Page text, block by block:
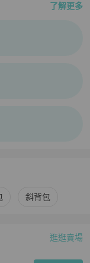
了解更多
介紹
斜背包
逛逛賣場